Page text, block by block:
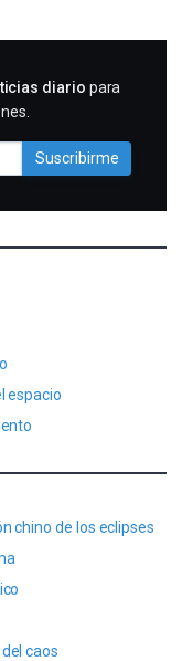
diario para
Suscribirme
espacio
chino de los eclipses
caos